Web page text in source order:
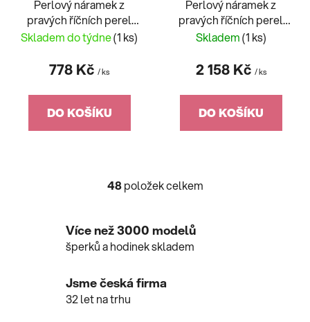
Perlový náramek z
pravých říčních perel
bílý 23009.1
Skladem do týdne(1 ks)
778 Kč / ks
DO KOŠÍKU
Perlový náramek z
pravých říčních perel
bílý 23006.1
Skladem(1 ks)
2 158 Kč / ks
DO KOŠÍKU
O
á
d
c
48položek celkem
Více než 3000 modelů
šperků a hodinek skladem
Jsme česká firma
32 let na trhu